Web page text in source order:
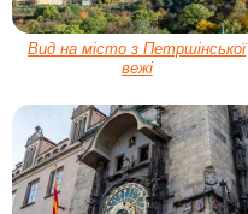
Вид на місто з Петршінської
вежі